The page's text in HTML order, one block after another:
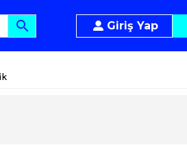
Giriş Yap